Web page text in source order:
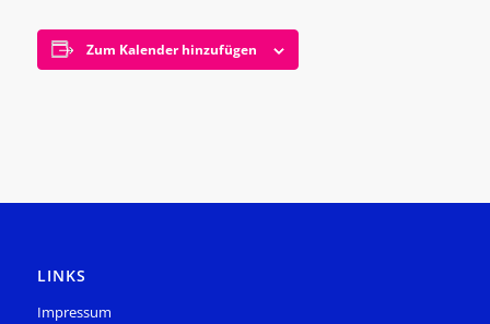
Zum Kalender hinzufügen
LINKS
Impressum